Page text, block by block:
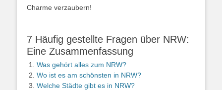
Charme verzaubern!
7 Häufig gestellte Fragen über NRW:
Eine Zusammenfassung
Was gehört alles zum NRW?
Wo ist es am schönsten in NRW?
Welche Städte gibt es in NRW?